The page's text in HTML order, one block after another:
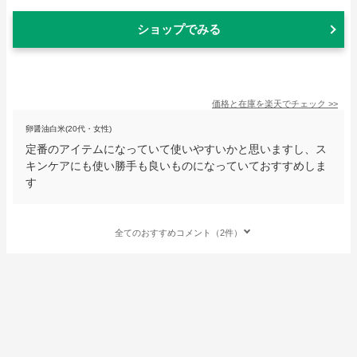
ショップでみる
価格と在庫を楽天でチェック >>
卵醤油白米(20代・女性)
定番のアイテムになっていて使いやすいかと思いますし、ス
キンケアにも使い勝手も良いものになっていておすすめしま
す
全てのおすすめコメント（2件）